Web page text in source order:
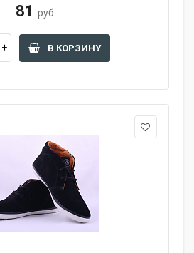
81 руб
В КОРЗИНУ